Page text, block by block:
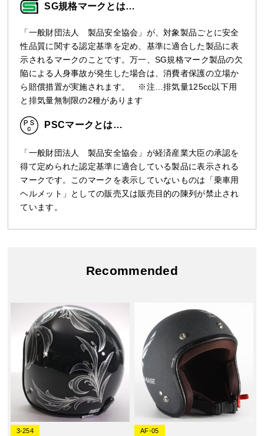
SG規格マークとは…
「一般財団法人 製品安全協会」が、対象製品ごとに安全
性品質に関する認定基準を定め、基準に適合した製品に表
示されるマークのことです。万一、SG規格マーク製品の欠
陥による人身事故が発生した場合は、消費者保護の立場か
ら賠償措置が実施されます。 ※注…排気量125cc以下用
と排気量無制限の2種があります
PSCマークとは…
「一般財団法人 製品安全協会」が経済産業大臣の承認を
得て定められた認定基準に適合している製品に表示される
マークです。このマークを表示していないものは「乗車用
ヘルメット」としての販売又は販売目的の陳列が禁止され
ています。
Recommended
3-254 AF-05